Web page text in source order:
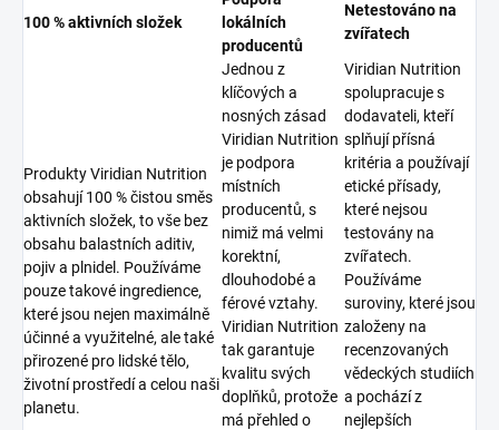
100 % aktivních složek
lokálních
producentů
Netestováno na
zvířatech
Produkty Viridian Nutrition
obsahují 100 % čistou směs
aktivních složek, to vše bez
obsahu balastních aditiv,
pojiv a plnidel. Používáme
pouze takové ingredience,
které jsou nejen maximálně
účinné a využitelné, ale také
přirozené pro lidské tělo,
životní prostředí a celou naši
planetu.
Jednou z
klíčových a
nosných zásad
Viridian Nutrition
je podpora
místních
producentů, s
nimiž má velmi
korektní,
dlouhodobé a
férové vztahy.
Viridian Nutrition
tak garantuje
kvalitu svých
doplňků, protože
má přehled o
Viridian Nutrition
spolupracuje s
dodavateli, kteří
splňují přísná
kritéria a používají
etické přísady,
které nejsou
testovány na
zvířatech.
Používáme
suroviny, které jsou
založeny na
recenzovaných
vědeckých studiích
a pochází z
nejlepších